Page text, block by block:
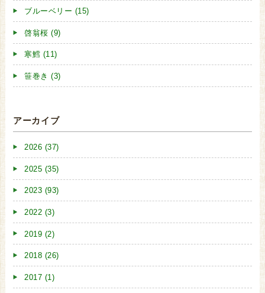
ブルーベリー (15)
啓翁桜 (9)
寒鱈 (11)
笹巻き (3)
アーカイブ
2026 (37)
2025 (35)
2023 (93)
2022 (3)
2019 (2)
2018 (26)
2017 (1)